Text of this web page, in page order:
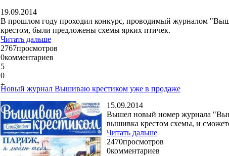
19.09.2014
В прошлом году проходил конкурс, проводимый журналом
крестом, были предложены схемы ярких птичек.
Читать дальше
2767просмотров
0комментариев
5
0
+
Новый журнал Вышиваю крестиком уже в продаже
15.09.2014
Вышел новый номер журнала
вышивка крестом схемы, и
Читать дальше
2470просмотров
0комментариев